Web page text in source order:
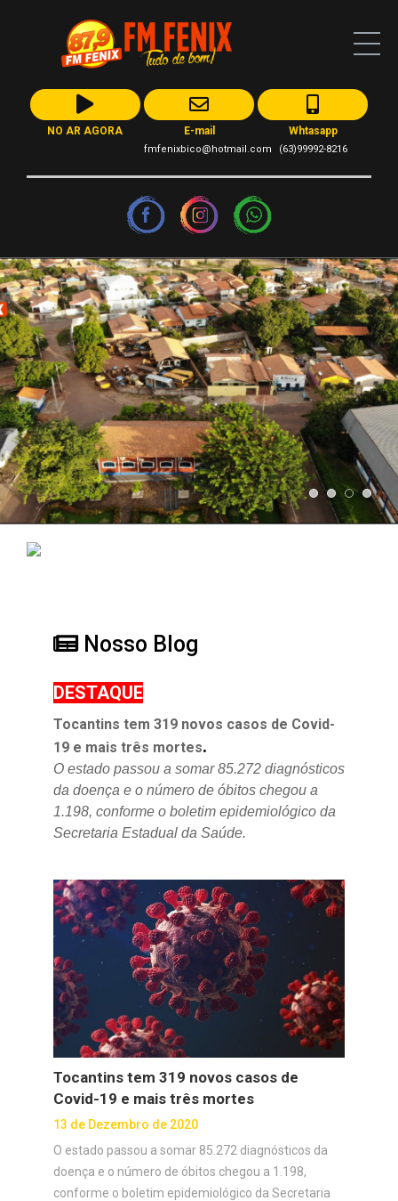
NO AR AGORA E-mail
fmfenixbico@hotmail.com
Whtasapp
(63)99992-8216
Nosso Blog
DESTAQUE
Tocantins tem 319 novos casos de Covid-
19 e mais três mortes.
O estado passou a somar 85.272 diagnósticos
da doença e o número de óbitos chegou a
1.198, conforme o boletim epidemiológico da
Secretaria Estadual da Saúde.
Tocantins tem 319 novos casos de
Covid-19 e mais três mortes
13 de Dezembro de 2020
O estado passou a somar 85.272 diagnósticos da
doença e o número de óbitos chegou a 1.198,
conforme o boletim epidemiológico da Secretaria